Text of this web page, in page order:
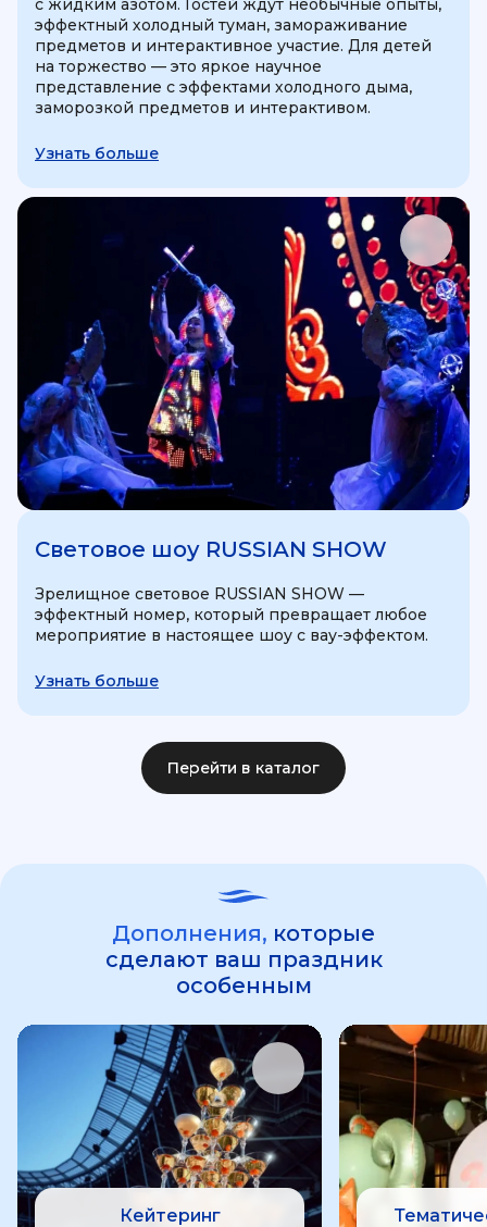
с жидким азотом. Гостей ждут необычные опыты,
эффектный холодный туман, замораживание
предметов и интерактивное участие. Для детей
на торжество — это яркое научное
представление с эффектами холодного дыма,
заморозкой предметов и интерактивом.
Узнать больше
Световое шоу RUSSIAN SHOW
Зрелищное световое RUSSIAN SHOW —
эффектный номер, который превращает любое
мероприятие в настоящее шоу с вау-эффектом.
Узнать больше
Перейти в каталог
Дополнения, которые
сделают ваш праздник
особенным
Кейтеринг